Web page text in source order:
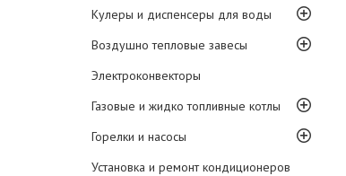
Кулеры и диспенсеры для воды
Воздушно тепловые завесы
Электроконвекторы
Газовые и жидко топливные котлы
Горелки и насосы
Установка и ремонт кондиционеров